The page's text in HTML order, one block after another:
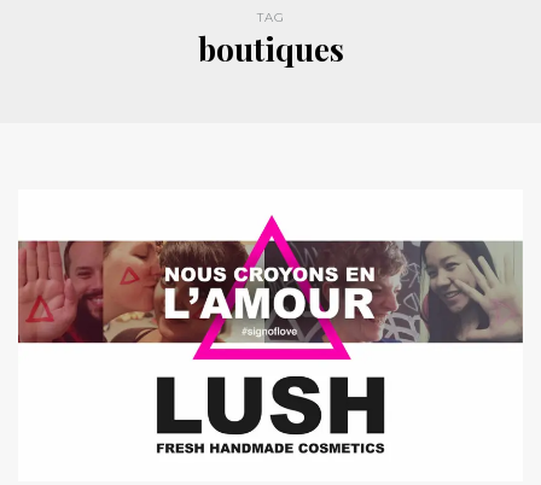
TAG
boutiques